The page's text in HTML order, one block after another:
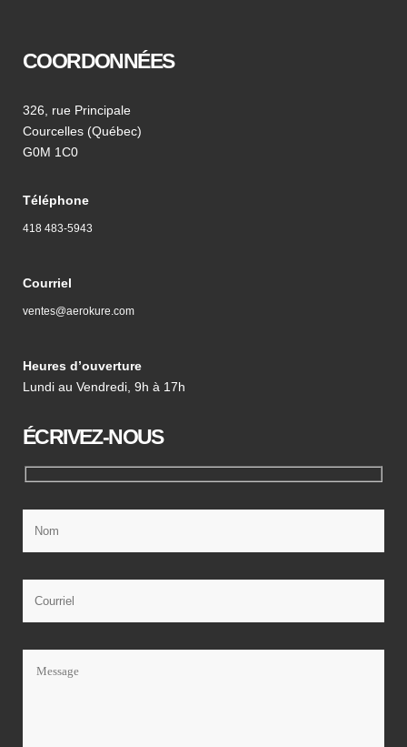
COORDONNÉES
326, rue Principale
Courcelles (Québec)
G0M 1C0
Téléphone
418 483-5943
Courriel
ventes@aerokure.com
Heures d’ouverture
Lundi au Vendredi, 9h à 17h
ÉCRIVEZ-NOUS